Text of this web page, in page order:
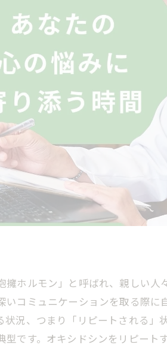
ホルモン」と呼ばれ、親しい
コミュニケーションを取る際
況、つまり「リピートされる」
です。オキシドシンをリピー